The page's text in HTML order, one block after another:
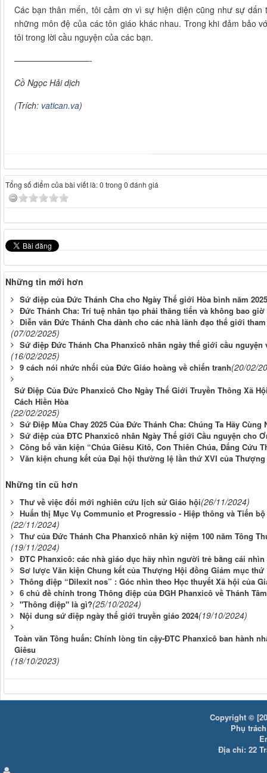
Các bạn thân mến, tôi cảm ơn vì sự hiện diện cũng như sự
những môn đệ của các tôn giáo khác nhau. Trong khi đảm bảo
tôi trong lời cầu nguyện của các bạn.
—————————-
Cồ Ngọc Hải dịch
(Trích: vatican.va)
Tổng số điểm của bài viết là: 0 trong 0 đánh giá
Những tin mới hơn
Sứ điệp của Đức Thánh Cha cho Ngày Thế giới Hòa bình năm 2025
Đức Thánh Cha: Trí tuệ nhân tạo phải thăng tiến và không bao
Diễn văn Đức Thánh Cha dành cho các nhà lãnh đạo thế giới
(07/02/2025)
Sứ điệp Đức Thánh Cha Phanxicô nhân ngày thế giới cầu
(16/02/2025)
9 cách nói nhức nhối của Đức Giáo hoàng về chiến tranh(20/02/
Sứ Điệp Của Đức Phanxicô Cho Ngày Thế Giới Truyền Thông Xã
Cách Hiền Hòa
(22/02/2025)
Sứ Điệp Mùa Chay 2025 Của Đức Thánh Cha: Chúng Ta Hãy
Sứ điệp của ĐTC Phanxicô nhân Ngày Thế giới Cầu nguyện cho
Công bố văn kiện “Chúa Giêsu Kitô, Con Thiên Chúa, Đấng Cứu
Văn kiện chung kết của Đại hội thường lệ lần thứ XVI của
Những tin cũ hơn
Thư về việc đổi mới nghiên cứu lịch sử Giáo hội(26/11/2024)
Huấn thị Mục Vụ Communio et Progressio - Hiệp thông và Tiến
(22/11/2024)
Thư của Đức Thánh Cha Phanxicô nhân kỷ niệm 100 năm Tông
(19/11/2024)
ĐTC Phanxicô: các nhà giáo dục hãy nhìn người trẻ bằng cái
Sơ lược Văn kiện Chung kết của Thượng Hội đồng Giám mục thứ
Thông điệp “Dilexit nos” : Góc nhìn theo Học thuyết Xã hội của
6 chủ đề chính trong Thông điệp của ĐGH Phanxicô về Thánh Tâm
"Thông điệp" là gì?(25/10/2024)
Nội dung sứ điệp ngày thế giới truyền giáo 2024(19/10/2024)
Toàn văn Tông huấn: Chính lòng tin cậy-ĐTC Phanxicô ban hành
Giêsu
(18/10/2023)
Copyright ©
Phụ
Địa chỉ: 22